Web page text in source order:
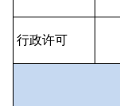
行政许可